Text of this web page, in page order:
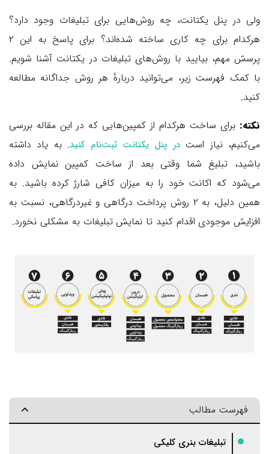
ولی در پنل یکتانت، چه روش‌هایی برای تبلیغات وجود دارد؟
هرکدام برای چه کاری ساخته شده‌اند؟ برای پاسخ به این ۲
پرسش مهم، بیایید با روش‌های تبلیغات در یکتانت آشنا شویم.
با کمک فهرست زیر، می‌توانید دربارهٔ هر روش جداگانه مطالعه
کنید.
نکته: برای ساخت هرکدام از کمپین‌هایی که در این مقاله بررسی
می‌کنیم، نیاز استدر پنل یکتانت ثبت‌نام کنید. به یاد داشته
باشید، تبلیغ شما وقتی بعد از ساخت کمپین نمایش داده
می‌شود که اکانت خود را به میزان کافی شارژ کرده باشید. به
همین دلیل، به ۲ روش پرداخت درگاهی و غیردرگاهی، نسبت به
افزایش موجودی اقدام کنید تا نمایش تبلیغات به مشکلی نخورد.
فهرست مطالب
تبلیغات بنری کلیکی